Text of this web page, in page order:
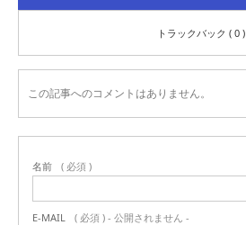
トラックバック ( 0 )
この記事へのコメントはありません。
名前 ( 必須 )
E-MAIL ( 必須 ) - 公開されません -